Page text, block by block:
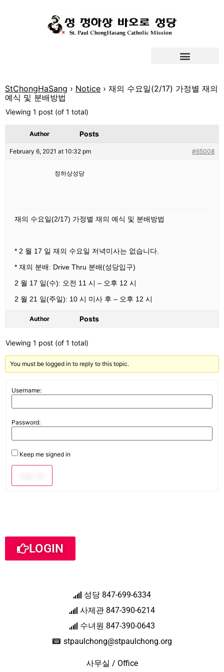
StChongHaSang › Notice › 재의 수요일(2/17) 가정별 재의
예식 및 분배방법
Viewing 1 post (of 1 total)
Author Posts
February 6, 2021 at 10:32 pm #65008
정하상성당
재의 수요일(2/17) 가정별 재의 예식 및 분배방법
* 2 월 17 일 재의 수요일 저녁미사는 없습니다.
* 재의 분배: Drive Thru 분배(성당입구)
2 월 17 일(수): 오전 11 시 – 오후 12 시
2 월 21 일(주일): 10 시 미사 후 – 오후 12 시
Author Posts
Viewing 1 post (of 1 total)
You must be logged in to reply to this topic.
Username:
Password:
Keep me signed in
LOGIN
성당 847-699-6334
사제관 847-390-6214
수녀원 847-390-0643
stpaulchong@stpaulchong.org
사무실 / Office